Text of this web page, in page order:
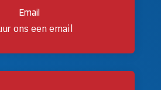
Email
ons een email